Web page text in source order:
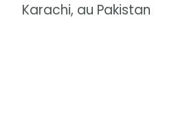
Karachi, au Pakistan